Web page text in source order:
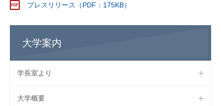
プレスリリース（PDF：175KB）
大学案内
学長室より
大学概要